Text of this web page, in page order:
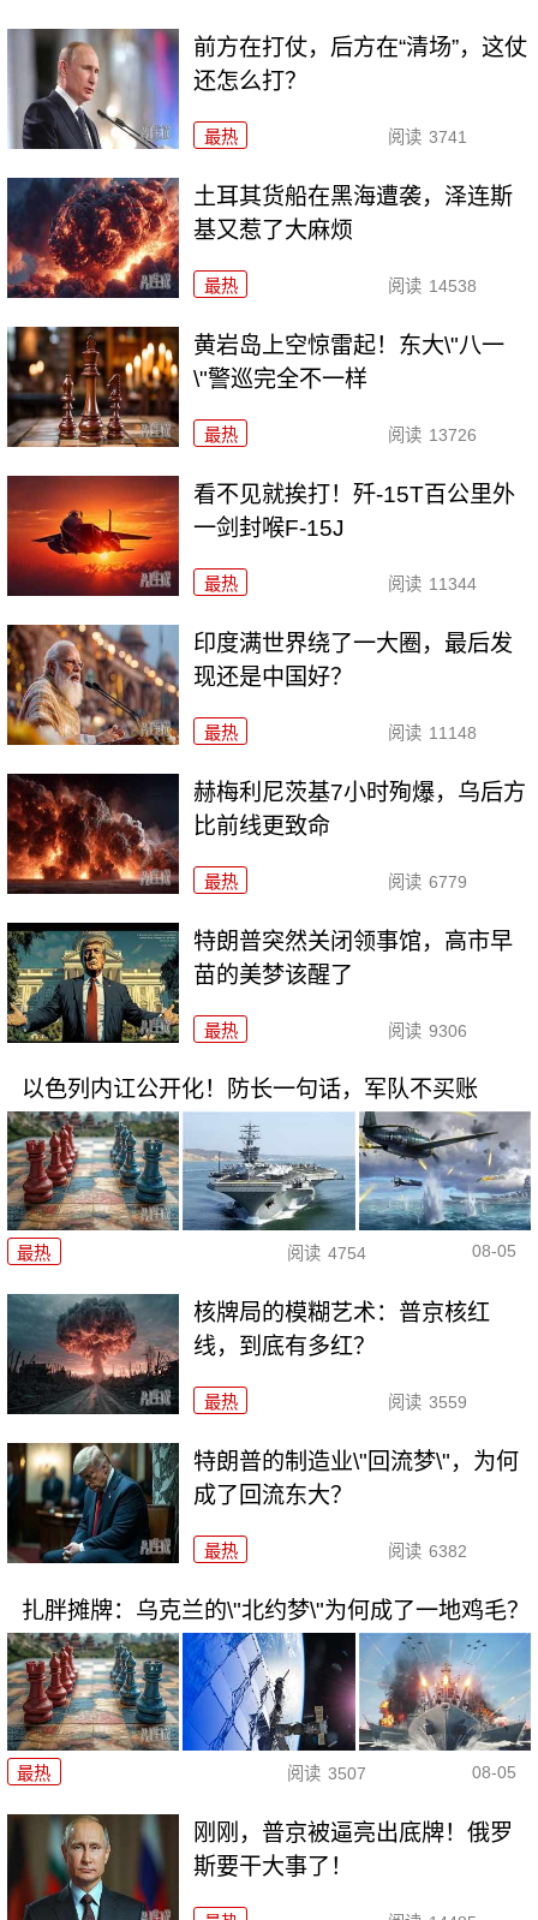
前方在打仗，后方在“清场”，这仗
还怎么打？
最热 阅读 3741
土耳其货船在黑海遭袭，泽连斯
基又惹了大麻烦
最热 阅读 14538
黄岩岛上空惊雷起！东大\"八一
\"警巡完全不一样
最热 阅读 13726
看不见就挨打！歼-15T百公里外
一剑封喉F-15J
最热 阅读 11344
印度满世界绕了一大圈，最后发
现还是中国好？
最热 阅读 11148
赫梅利尼茨基7小时殉爆，乌后方
比前线更致命
最热 阅读 6779
特朗普突然关闭领事馆，高市早
苗的美梦该醒了
最热 阅读 9306
以色列内讧公开化！防长一句话，军队不买账
最热 阅读 4754 08-05
核牌局的模糊艺术：普京核红
线，到底有多红？
最热 阅读 3559
特朗普的制造业\"回流梦\"，为何
成了回流东大？
最热 阅读 6382
扎胖摊牌：乌克兰的\"北约梦\"为何成了一地鸡毛？
最热 阅读 3507 08-05
刚刚，普京被逼亮出底牌！俄罗
斯要干大事了！